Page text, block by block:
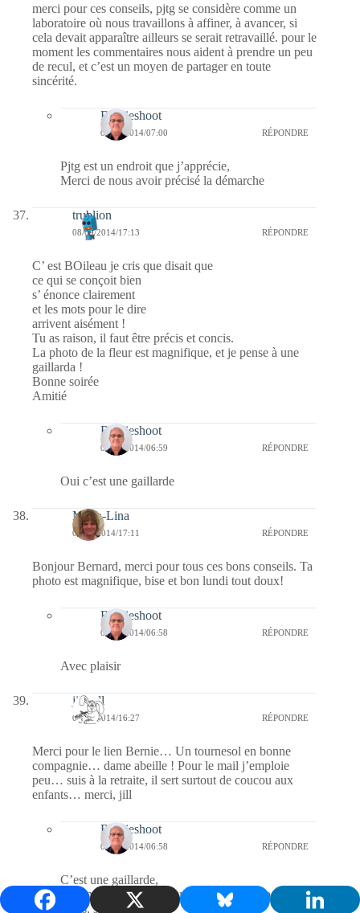
merci pour ces conseils, pjtg se considère comme un
laboratoire où nous travaillons à affiner, à avancer, si
cela devait apparaître ailleurs se serait retravaillé. pour le
moment les commentaires nous aident à prendre un peu
de recul, et c’est un moyen de partager en toute
sincérité.
Bernieshoot
09/09/2014/07:00 RÉPONDRE
Pjtg est un endroit que j’apprécie,
Merci de nous avoir précisé la démarche
trublion
08/09/2014/17:13 RÉPONDRE
C’ est BOileau je cris que disait que
ce qui se conçoit bien
s’ énonce clairement
et les mots pour le dire
arrivent aisément !
Tu as raison, il faut être précis et concis.
La photo de la fleur est magnifique, et je pense à une
gaillarda !
Bonne soirée
Amitié
Bernieshoot
09/09/2014/06:59 RÉPONDRE
Oui c’est une gaillarde
Maria-Lina
08/09/2014/17:11 RÉPONDRE
Bonjour Bernard, merci pour tous ces bons conseils. Ta
photo est magnifique, bise et bon lundi tout doux!
Bernieshoot
09/09/2014/06:58 RÉPONDRE
Avec plaisir
jill bill
08/09/2014/16:27 RÉPONDRE
Merci pour le lien Bernie… Un tournesol en bonne
compagnie… dame abeille ! Pour le mail j’emploie
peu… suis à la retraite, il sert surtout de coucou aux
enfants… merci, jill
Bernieshoot
09/09/2014/06:58 RÉPONDRE
C’est une gaillarde,
Je connais un retraité qui utilise beaucoup les
mails, sourire